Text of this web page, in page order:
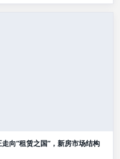
向“租赁之国”，新房市场结构